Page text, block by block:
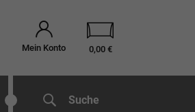
Mein Konto 0,00 €
Suche